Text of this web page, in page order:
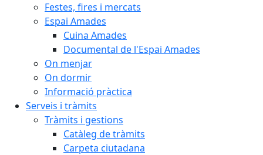
Festes, fires i mercats
Espai Amades
Cuina Amades
Documental de l'Espai Amades
On menjar
On dormir
Informació pràctica
Serveis i tràmits
Tràmits i gestions
Catàleg de tràmits
Carpeta ciutadana